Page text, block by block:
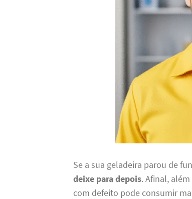
Se a sua geladeira parou de
deixe para depois. Afinal,
com defeito pode consumir